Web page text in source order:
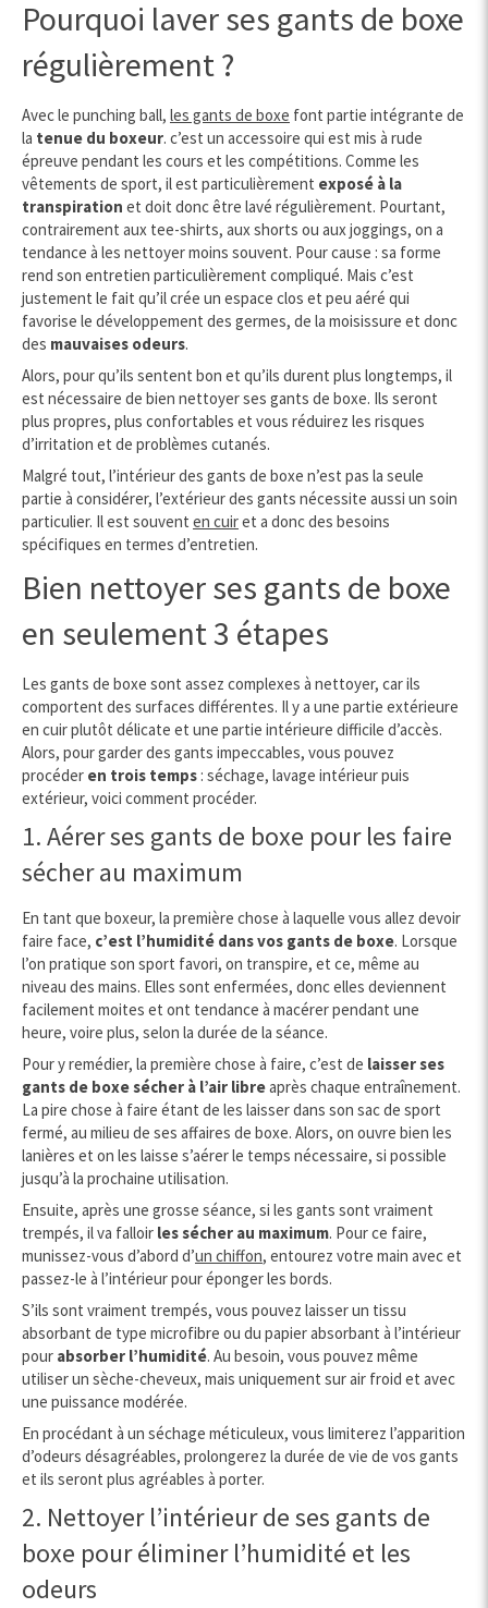
Pourquoi laver ses gants de boxe
régulièrement ?
Avec le punching ball, les gants de boxe font partie intégrante de
la tenue du boxeur. c’est un accessoire qui est mis à rude
épreuve pendant les cours et les compétitions. Comme les
vêtements de sport, il est particulièrement exposé à la
transpiration et doit donc être lavé régulièrement. Pourtant,
contrairement aux tee-shirts, aux shorts ou aux joggings, on a
tendance à les nettoyer moins souvent. Pour cause : sa forme
rend son entretien particulièrement compliqué. Mais c’est
justement le fait qu’il crée un espace clos et peu aéré qui
favorise le développement des germes, de la moisissure et donc
des mauvaises odeurs.
Alors, pour qu’ils sentent bon et qu’ils durent plus longtemps, il
est nécessaire de bien nettoyer ses gants de boxe. Ils seront
plus propres, plus confortables et vous réduirez les risques
d’irritation et de problèmes cutanés.
Malgré tout, l’intérieur des gants de boxe n’est pas la seule
partie à considérer, l’extérieur des gants nécessite aussi un soin
particulier. Il est souvent en cuiret a donc des besoins
spécifiques en termes d’entretien.
Bien nettoyer ses gants de boxe
en seulement 3 étapes
Les gants de boxe sont assez complexes à nettoyer, car ils
comportent des surfaces différentes. Il y a une partie extérieure
en cuir plutôt délicate et une partie intérieure difficile d’accès.
Alors, pour garder des gants impeccables, vous pouvez
procéder en trois temps : séchage, lavage intérieur puis
extérieur, voici comment procéder.
1. Aérer ses gants de boxe pour les faire
sécher au maximum
En tant que boxeur, la première chose à laquelle vous allez devoir
faire face, c’est l’humidité dans vos gants de boxe. Lorsque
l’on pratique son sport favori, on transpire, et ce, même au
niveau des mains. Elles sont enfermées, donc elles deviennent
facilement moites et ont tendance à macérer pendant une
heure, voire plus, selon la durée de la séance.
Pour y remédier, la première chose à faire, c’est de laisser ses
gants de boxe sécher à l’air libreaprès chaque entraînement.
La pire chose à faire étant de les laisser dans son sac de sport
fermé, au milieu de ses affaires de boxe. Alors, on ouvre bien les
lanières et on les laisse s’aérer le temps nécessaire, si possible
jusqu’à la prochaine utilisation.
Ensuite, après une grosse séance, si les gants sont vraiment
trempés, il va falloir les sécher au maximum. Pour ce faire,
munissez-vous d’abord d’un chiffon, entourez votre main avec et
passez-le à l’intérieur pour éponger les bords.
S’ils sont vraiment trempés, vous pouvez laisser un tissu
absorbant de type microfibre ou du papier absorbant à l’intérieur
pour absorber l’humidité. Au besoin, vous pouvez même
utiliser un sèche-cheveux, mais uniquement sur air froid et avec
une puissance modérée.
En procédant à un séchage méticuleux, vous limiterez l’apparition
d’odeurs désagréables, prolongerez la durée de vie de vos gants
et ils seront plus agréables à porter.
2. Nettoyer l’intérieur de ses gants de
boxe pour éliminer l’humidité et les
odeurs